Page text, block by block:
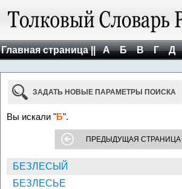
Главная страница || А Б В Г Д
ЗАДАТЬ НОВЫЕ ПАРАМЕТРЫ ПОИСКА
Вы искали "Б".
ПРЕДЫДУЩАЯ СТРАНИЦА
БЕЗЛЕСЫЙ
БЕЗЛЕСЬЕ